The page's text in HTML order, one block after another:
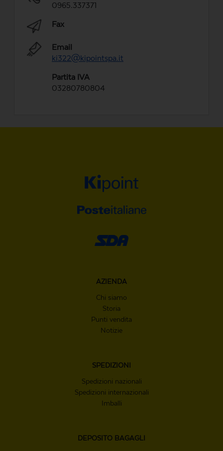
0965.337371
Fax
Email
ki322@kipointspa.it
Partita IVA
03280780804
AZIENDA
Chi siamo
Storia
Punti vendita
Notizie
SPEDIZIONI
Spedizioni nazionali
Spedizioni internazionali
Imballi
DEPOSITO BAGAGLI